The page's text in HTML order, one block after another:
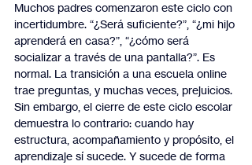
Muchos padres comenzaron este ciclo con
incertidumbre. “¿Será suficiente?”, “¿mi hijo
aprenderá en casa?”, “¿cómo será
socializar a través de una pantalla?”. Es
normal. La transición a una escuela online
trae preguntas, y muchas veces, prejuicios.
Sin embargo, el cierre de este ciclo escolar
demuestra lo contrario: cuando hay
estructura, acompañamiento y propósito, el
aprendizaje sí sucede. Y sucede de forma